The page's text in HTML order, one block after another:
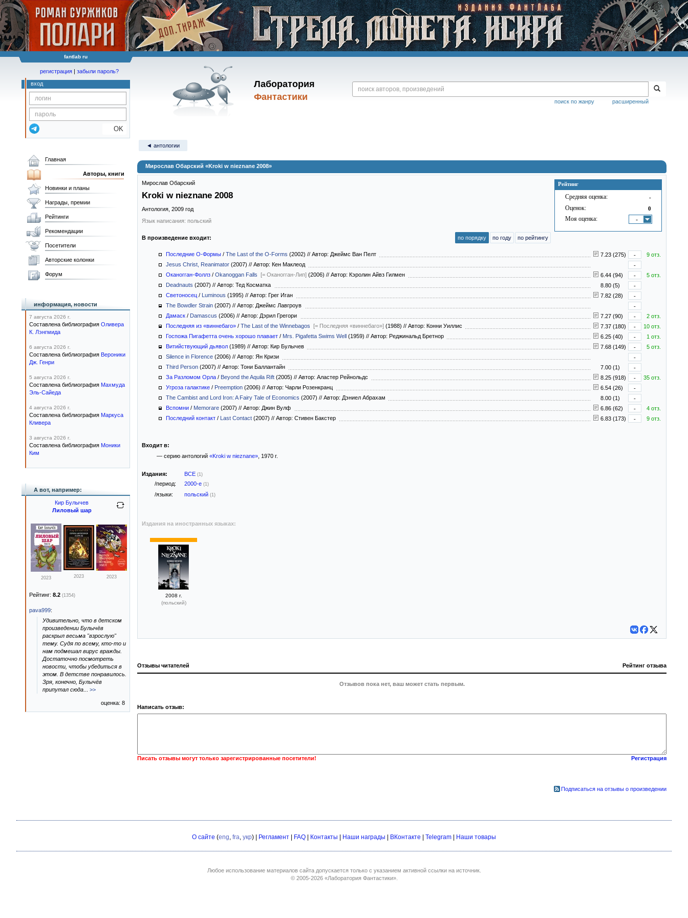
fantlab ru
Лаборатория
Фантастики
расширенный
поиск по жанру
регистрация | забыли пароль?
вход
OK
◄ антологии
Мирослав Обарский «Kroki w nieznane 2008»
Рейтинг
Средняя оценка: -
Оценок: 0
Моя оценка: -
Мирослав Обарский
Kroki w nieznane 2008
Антология, 2009 год
Язык написания: польский
В произведение входит: по порядку по году по рейтингу
Последние О-Формы / The Last of the O-Forms (2002) // Автор: Джеймс Ван Пелт 7.23 (275) -
9 отз.
Jesus Christ, Reanimator (2007) // Автор: Кен Маклеод
-
Оканогган-Фоллз / Okanoggan Falls [= Оканогган-Лип] (2006) // Автор: Кэролин Айвз Гилмен 6.44 (94) -
5 отз.
Deadnauts (2007) // Автор: Тед Косматка 8.80 (5)
-
Светоносец / Luminous (1995) // Автор: Грег Иган 7.82 (28)
-
The Bowdler Strain (2007) // Автор: Джеймс Лавгроув
-
Дамаск / Damascus (2006) // Автор: Дэрил Грегори 7.27 (90) -
2 отз.
Последняя из «виннебаго» / The Last of the Winnebagos [= Последняя «виннебаго»] (1988) // Автор: Конни Уиллис 7.37 (180) -
10 отз.
Госпожа Пигафетта очень хорошо плавает / Mrs. Pigafetta Swims Well (1959) // Автор: Реджинальд Бретнор 6.25 (40) -
1 отз.
Витийствующий дьявол (1989) // Автор: Кир Булычев 7.68 (149) -
5 отз.
Silence in Florence (2006) // Автор: Ян Кризи
-
Third Person (2007) // Автор: Тони Баллантайн 7.00 (1)
-
За Разломом Орла / Beyond the Aquila Rift (2005) // Автор: Аластер Рейнольдс 8.25 (918) -
35 отз.
Угроза галактике / Preemption (2006) // Автор: Чарли Розенкранц 6.54 (26)
-
The Cambist and Lord Iron: A Fairy Tale of Economics (2007) // Автор: Дэниел Абрахам 8.00 (1)
-
Вспомни / Memorare (2007) // Автор: Джин Вулф 6.86 (62) -
4 отз.
Последний контакт / Last Contact (2007) // Автор: Стивен Бакстер 6.83 (173) - 9 отз.
Входит в:
— серию антологий «Kroki w nieznane», 1970 г.
Издания: ВСЕ (1)
/период: 2000-е (1)
/языки: польский (1)
Издания на иностранных языках:
2008 г.
(польский)
Отзывы читателей Рейтинг отзыва
Отзывов пока нет, ваш может стать первым.
Написать отзыв:
Писать отзывы могут только зарегистрированные посетители! Регистрация
Подписаться на отзывы о произведении
Главная
Авторы, книги
Новинки и планы
Награды, премии
Рейтинги
Рекомендации
Посетители
Авторские колонки
Форум
информация, новости
7 августа 2026 г.
Составлена библиография Оливера
К. Лэнгмида
6 августа 2026 г.
Составлена библиография Вероники
Дж. Генри
5 августа 2026 г.
Составлена библиография Махмуда
Эль-Сайеда
4 августа 2026 г.
Составлена библиография Маркуса
Кливера
3 августа 2026 г.
Составлена библиография Моники
Ким
А вот, например:
Кир Булычев
Лиловый шар
2023 2023 2023
Рейтинг: 8.2 (1354)
pava999:
Удивительно, что в детском
произведении Булычёв
раскрыл весьма "взрослую"
тему. Судя по всему, кто-то и
нам подмешал вирус вражды.
Достаточно посмотреть
новости, чтобы убедиться в
этом. В детстве понравилось.
Зря, конечно, Булычёв
припутал сюда
>>
оценка: 8
О сайте (eng, fra, укр) | Регламент FAQ Контакты Наши награды ВКонтакте Telegram Наши товары
Любое использование материалов сайта допускается только с указанием активной ссылки на источник.
© 2005-2026 «Лаборатория Фантастики».